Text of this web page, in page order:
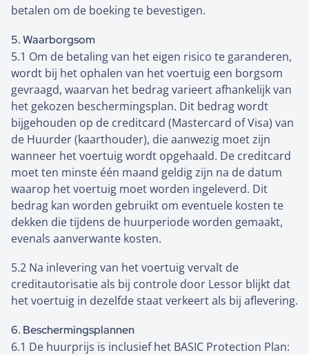
betalen om de boeking te bevestigen.
5. Waarborgsom
5.1 Om de betaling van het eigen risico te garanderen,
wordt bij het ophalen van het voertuig een borgsom
gevraagd, waarvan het bedrag varieert afhankelijk van
het gekozen beschermingsplan. Dit bedrag wordt
bijgehouden op de creditcard (Mastercard of Visa) van
de Huurder (kaarthouder), die aanwezig moet zijn
wanneer het voertuig wordt opgehaald. De creditcard
moet ten minste één maand geldig zijn na de datum
waarop het voertuig moet worden ingeleverd. Dit
bedrag kan worden gebruikt om eventuele kosten te
dekken die tijdens de huurperiode worden gemaakt,
evenals aanverwante kosten.
5.2 Na inlevering van het voertuig vervalt de
creditautorisatie als bij controle door Lessor blijkt dat
het voertuig in dezelfde staat verkeert als bij aflevering.
6. Beschermingsplannen
6.1 De huurprijs is inclusief het BASIC Protection Plan: